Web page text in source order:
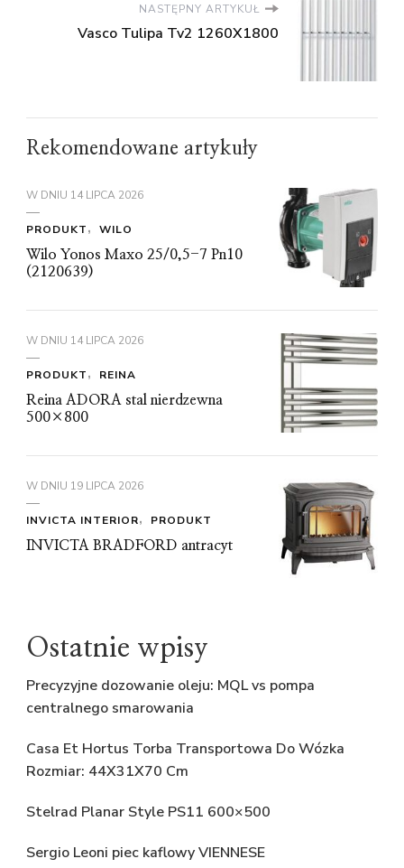
NASTĘPNY ARTYKUŁ
Vasco Tulipa Tv2 1260X1800
Rekomendowane artykuły
W DNIU 14 LIPCA 2026
PRODUKT
WILO
Wilo Yonos Maxo 25/0,5-7 Pn10
(2120639)
W DNIU 14 LIPCA 2026
PRODUKT
REINA
Reina ADORA stal nierdzewna
500×800
W DNIU 19 LIPCA 2026
INVICTA INTERIOR
PRODUKT
INVICTA BRADFORD antracyt
Ostatnie wpisy
Precyzyjne dozowanie oleju: MQL vs pompa
centralnego smarowania
Casa Et Hortus Torba Transportowa Do Wózka
Rozmiar: 44X31X70 Cm
Stelrad Planar Style PS11 600×500
Sergio Leoni piec kaflowy VIENNESE